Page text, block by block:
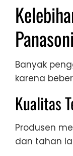
Banyak
karena
Kualitas
Produsen
dan tahan